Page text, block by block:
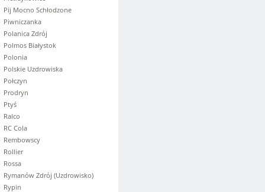
Pij Mocno Schłodzone
Piwniczanka
Polanica Zdrój
Polmos Białystok
Polonia
Polskie Uzdrowiska
Połczyn
Prodryn
Ptyś
Ralco
RC Cola
Rembowscy
Rollier
Rossa
Rymanów Zdrój (Uzdrowisko)
Rypin